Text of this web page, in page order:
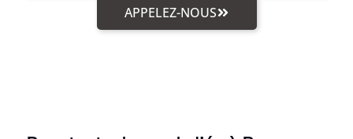
APPELEZ-NOUS